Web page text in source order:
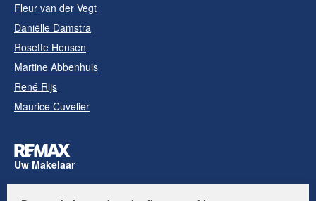
Fleur van der Vegt
Daniëlle Damstra
Rosette Hensen
Martine Abbenhuis
René Rijs
Maurice Cuvelier
Uw Makelaar